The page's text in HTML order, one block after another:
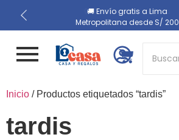
🚚 Envío gratis a Lima
Metropolitana desde S/ 200
🔒 Compra 100% segura
📍 Recojo en almacén el
mismo día
Button 1
Button 2
Inicio / Productos etiquetados “tardis”
tardis